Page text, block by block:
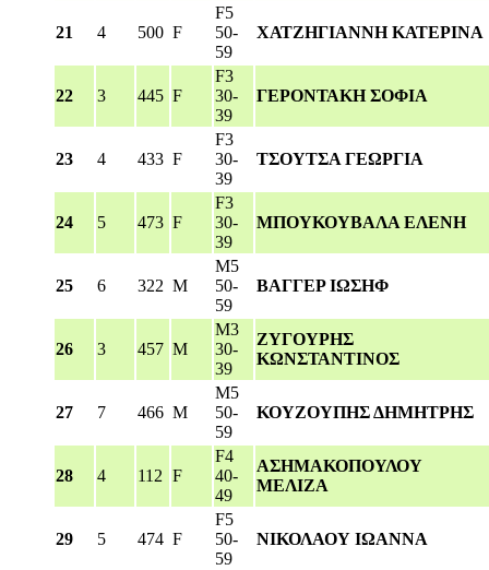
21 4 500 F
F5
50-
59
ΧΑΤΖΗΓΙΑΝΝΗ ΚΑΤΕΡΙΝΑ
22 3 445 F
F3
30-
39
ΓΕΡΟΝΤΑΚΗ ΣΟΦΙΑ
23 4 433 F
F3
30-
39
ΤΣΟΥΤΣΑ ΓΕΩΡΓΙΑ
24 5 473 F
F3
30-
39
ΜΠΟΥΚΟΥΒΑΛΑ ΕΛΕΝΗ
25 6 322 M
M5
50-
59
ΒΑΓΓΕΡ ΙΩΣΗΦ
26 3 457 M
M3
30-
39
ΖΥΓΟΥΡΗΣ
ΚΩΝΣΤΑΝΤΙΝΟΣ
27 7 466 M
M5
50-
59
ΚΟΥΖΟΥΠΗΣ ΔΗΜΗΤΡΗΣ
28 4 112 F
F4
40-
49
ΑΣΗΜΑΚΟΠΟΥΛΟΥ
ΜΕΛΙΖΑ
29 5 474 F
F5
50-
59
ΝΙΚΟΛΑΟΥ ΙΩΑΝΝΑ